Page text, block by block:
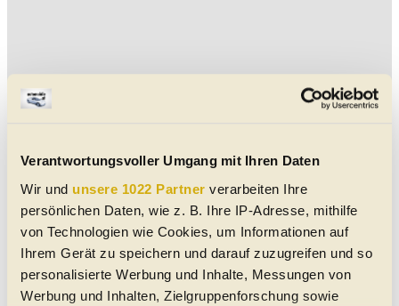
Verantwortungsvoller Umgang mit Ihren Daten
Wir und unsere 1022 Partner verarbeiten Ihre
persönlichen Daten, wie z. B. Ihre IP-Adresse, mithilfe
von Technologien wie Cookies, um Informationen auf
Ihrem Gerät zu speichern und darauf zuzugreifen und so
personalisierte Werbung und Inhalte, Messungen von
Werbung und Inhalten, Zielgruppenforschung sowie